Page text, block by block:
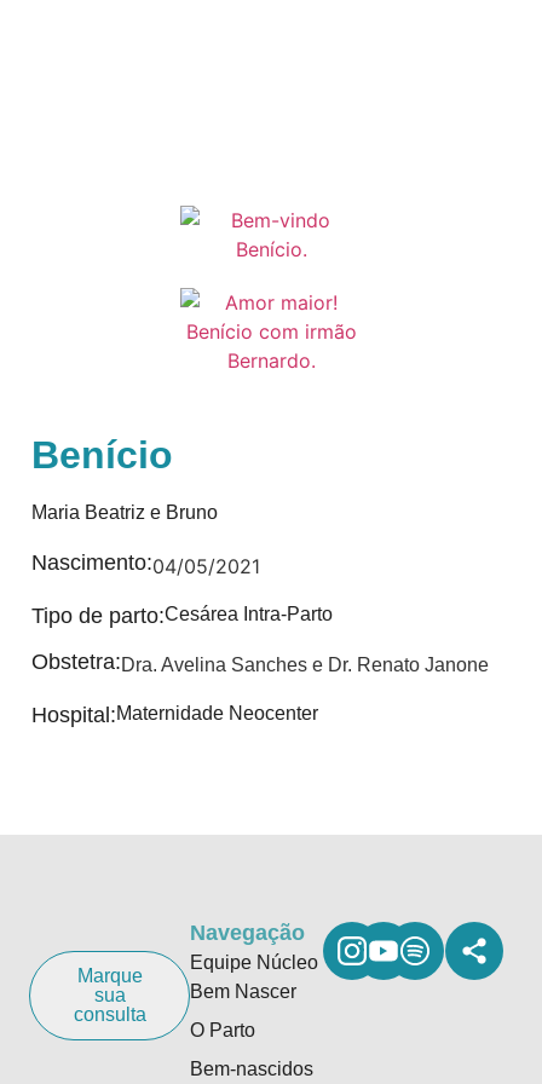
Benício
Maria Beatriz e Bruno
Nascimento:04/05/2021
Tipo de parto:Cesárea Intra-Parto
Obstetra:Dra. Avelina Sanches e Dr. Renato Janone
Hospital:Maternidade Neocenter
Marque
sua
consulta
Navegação
Equipe Núcleo
Bem Nascer
O Parto
Bem-nascidos